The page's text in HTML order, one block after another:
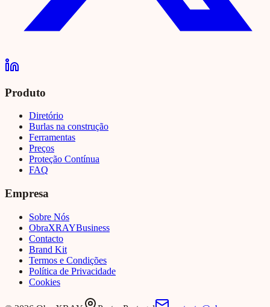
Produto
Diretório
Burlas na construção
Ferramentas
Preços
Proteção Contínua
FAQ
Empresa
Sobre Nós
ObraXRAYBusiness
Contacto
Brand Kit
Termos e Condições
Política de Privacidade
Cookies